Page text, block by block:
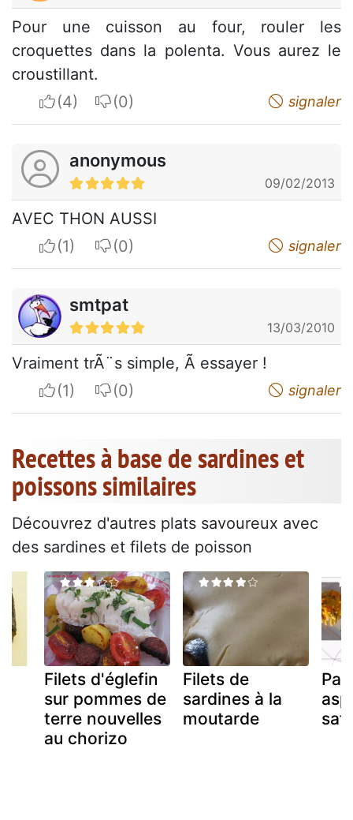
Pour une cuisson au four, rouler les
croquettes dans la polenta. Vous aurez le
croustillant.
I apreciateI do not appreciate signaler
anonymous
09/02/2013
AVEC THON AUSSI
I apreciateI do not appreciate signaler
smtpat
13/03/2010
Vraiment trÃ¨s simple, Ã essayer !
I apreciateI do not appreciate signaler
Recettes à base de sardines et
poissons similaires
Découvrez d'autres plats savoureux avec
des sardines et filets de poisson
Filets d'églefin
sur pommes de
terre nouvelles
au chorizo
Filets de
sardines à la
moutarde